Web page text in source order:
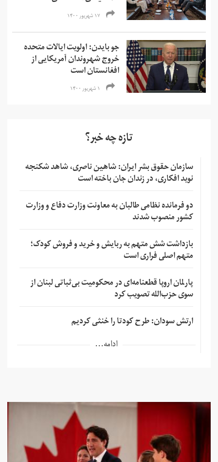
۱۷ شهریور ۱۴۰۰
جو بایدن: اولویت ایالات متحده
خروج شهروندان آمریکایی از
افغانستان است
۱ شهریور ۱۴۰۰
تازه چه خبر؟
سازمان حقوق بشر ایران: شاهین ناصری، شاهد شکنجه
نوید افکاری، در زندان جان باخته است
دو فرمانده نظامی طالبان به معاونت وزارت دفاع و وزارت
کشور منصوب شدند
بازداشت شش متهم به ربایش و خرید و فروش کودک؛
متهم اصلی فراری است
پارلمان اروپا قطعنامه‌ای در محکومیت بی‌ثباتی لبنان از
سوی حزب‌الله تصویب کرد
ارتش سودان: طرح کودتا را خنثی کردیم
ادامه...